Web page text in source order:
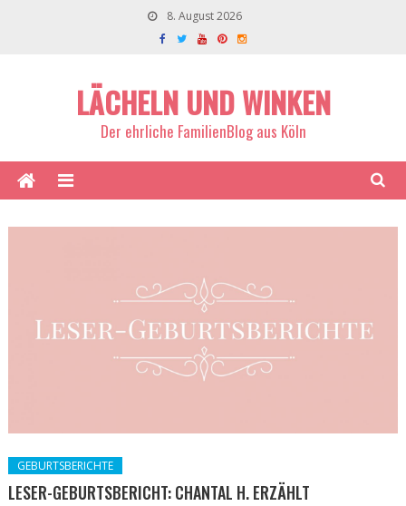
8. August 2026
LÄCHELN UND WINKEN
Der ehrliche FamilienBlog aus Köln
GEBURTSBERICHTE
LESER-GEBURTSBERICHT: CHANTAL H. ERZÄHLT